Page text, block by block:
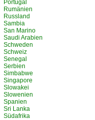
Portugal
Rumänien
Russland
Sambia
San Marino
Saudi Arabien
Schweden
Schweiz
Senegal
Serbien
Simbabwe
Singapore
Slowakei
Slowenien
Spanien
Sri Lanka
Südafrika